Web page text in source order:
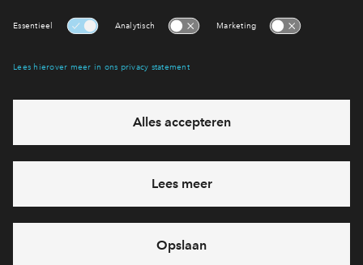
eventuele projecten
Ja, ik wil mij aanmelden
Heb je een vraag en wil je direct antwoord? Bel ons op088
71 22 660
6 dagen per week beschikbaar (behalve tijdens